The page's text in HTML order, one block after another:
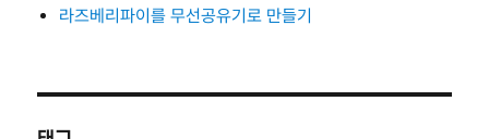
라즈베리파이를 무선공유기로 만들기